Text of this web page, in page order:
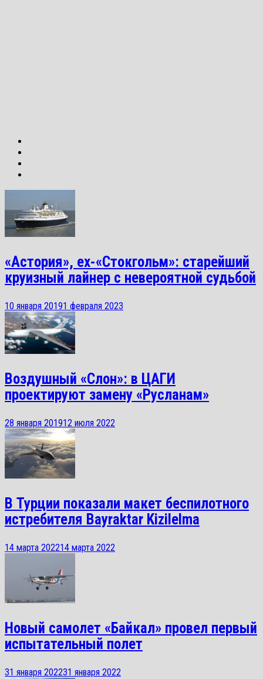
«Астория», ex-«Стокгольм»: старейший
круизный лайнер с невероятной судьбой
10 января 20191 февраля 2023
Воздушный «Слон»: в ЦАГИ
проектируют замену «Русланам»
28 января 201912 июля 2022
В Турции показали макет беспилотного
истребителя Bayraktar Kizilelma
14 марта 202214 марта 2022
Новый самолет «Байкал» провел первый
испытательный полет
31 января 202231 января 2022